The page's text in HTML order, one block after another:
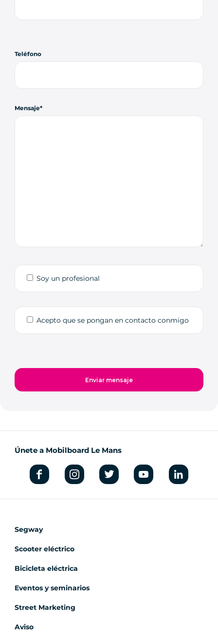
Teléfono
Mensaje
Soy un profesional
Acepto que se pongan en contacto conmigo
Únete a Mobilboard Le Mans
Segway
Scooter eléctrico
Bicicleta eléctrica
Eventos y seminarios
Street Marketing
Aviso